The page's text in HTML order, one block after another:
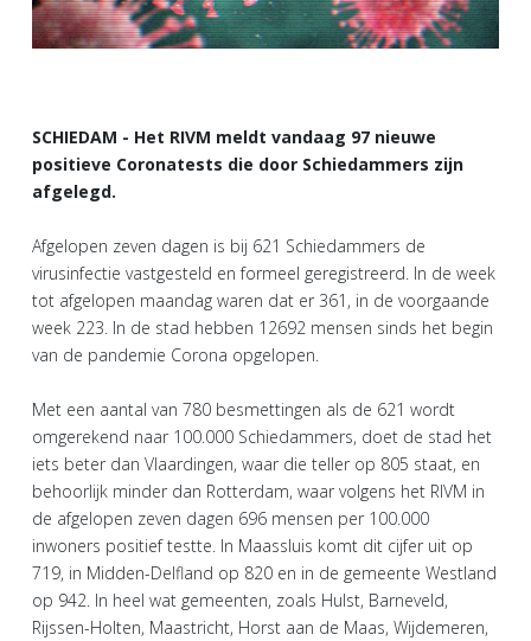
SCHIEDAM - Het RIVM meldt vandaag 97 nieuwe
positieve Coronatests die door Schiedammers zijn
afgelegd.
Afgelopen zeven dagen is bij 621 Schiedammers de
virusinfectie vastgesteld en formeel geregistreerd. In de week
tot afgelopen maandag waren dat er 361, in de voorgaande
week 223. In de stad hebben 12692 mensen sinds het begin
van de pandemie Corona opgelopen.
Met een aantal van 780 besmettingen als de 621 wordt
omgerekend naar 100.000 Schiedammers, doet de stad het
iets beter dan Vlaardingen, waar die teller op 805 staat, en
behoorlijk minder dan Rotterdam, waar volgens het RIVM in
de afgelopen zeven dagen 696 mensen per 100.000
inwoners positief testte. In Maassluis komt dit cijfer uit op
719, in Midden-Delfland op 820 en in de gemeente Westland
op 942. In heel wat gemeenten, zoals Hulst, Barneveld,
Rijssen-Holten, Maastricht, Horst aan de Maas, Wijdemeren,